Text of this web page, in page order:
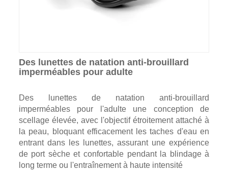
Des lunettes de natation anti-brouillard
imperméables pour adulte
Des lunettes de natation anti-brouillard
imperméables pour l'adulte une conception de
scellage élevée, avec l'objectif étroitement attaché à
la peau, bloquant efficacement les taches d'eau en
entrant dans les lunettes, assurant une expérience
de port sèche et confortable pendant la blindage à
long terme ou l'entraînement à haute intensité